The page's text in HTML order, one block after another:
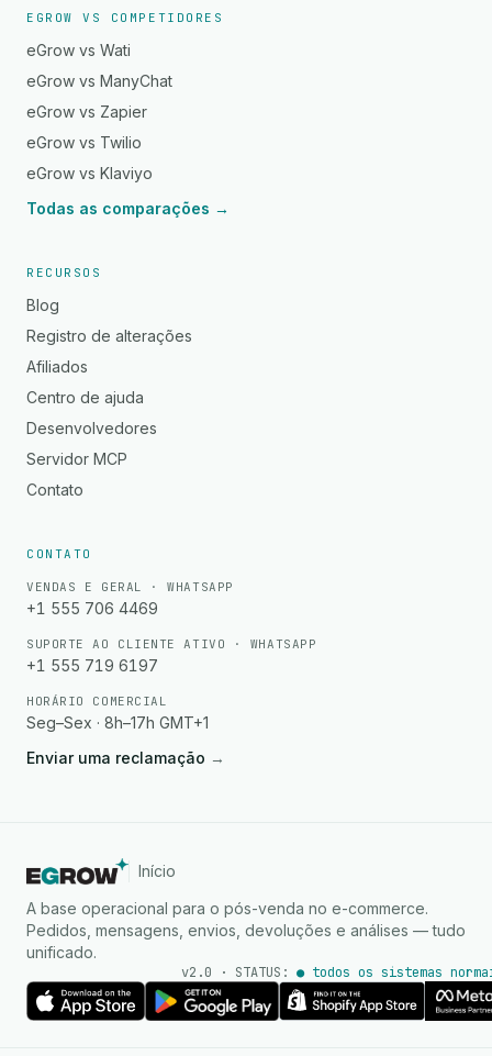
EGROW VS COMPETIDORES
eGrow vs Wati
eGrow vs ManyChat
eGrow vs Zapier
eGrow vs Twilio
eGrow vs Klaviyo
Todas as comparações →
RECURSOS
Blog
Registro de alterações
Afiliados
Centro de ajuda
Desenvolvedores
Servidor MCP
Contato
CONTATO
VENDAS E GERAL · WHATSAPP
+1 555 706 4469
SUPORTE AO CLIENTE ATIVO · WHATSAPP
+1 555 719 6197
HORÁRIO COMERCIAL
Seg–Sex · 8h–17h GMT+1
Enviar uma reclamação →
Início
A base operacional para o pós-venda no e-commerce.
Pedidos, mensagens, envios, devoluções e análises — tudo
unificado.
v2.0 · STATUS: ● todos os sistemas